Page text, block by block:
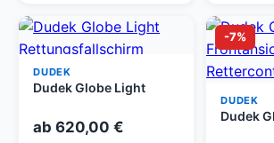
DUDEK
Dudek Globe Light
ab 620,00 €
-7%
DUDEK
Dudek